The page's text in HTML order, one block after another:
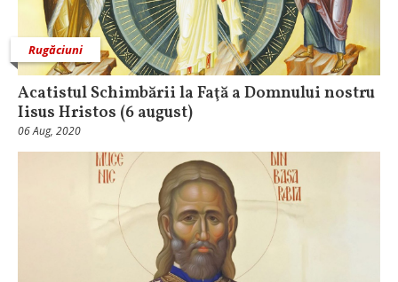
Rugăciuni
Acatistul Schimbării la Faţă a Domnului nostru
Iisus Hristos (6 august)
06 Aug, 2020